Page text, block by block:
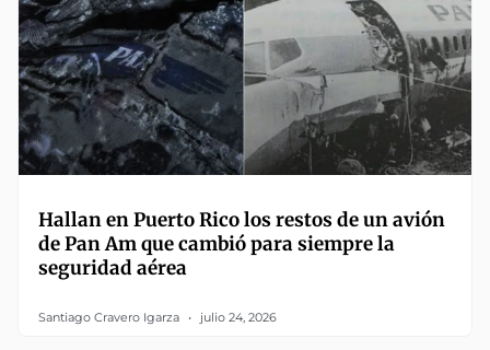
Hallan en Puerto Rico los restos de un avión
de Pan Am que cambió para siempre la
seguridad aérea
Santiago Cravero Igarza julio 24, 2026